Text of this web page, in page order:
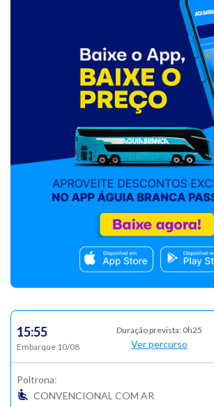
15:55
Embarque 10/08
Duração prevista: 0h25
Ver percurso
Poltrona:
CONVENCIONAL COM AR